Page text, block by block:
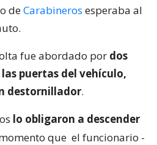
deCarabineros esperaba al
fue abordado por dos
puertas del vehículo,
destornillador.
lo obligaron a descender
que el funcionario -